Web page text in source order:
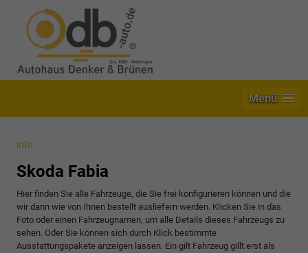
Menü
info
Skoda Fabia
Hier finden Sie alle Fahrzeuge, die Sie frei konfigurieren können und die
wir dann wie von Ihnen bestellt ausliefern werden. Klicken Sie in das
Foto oder einen Fahrzeugnamen, um alle Details dieses Fahrzeugs zu
sehen. Oder Sie können sich durch Klick bestimmte
Ausstattungspakete anzeigen lassen. Ein gilt Fahrzeug gillt erst als